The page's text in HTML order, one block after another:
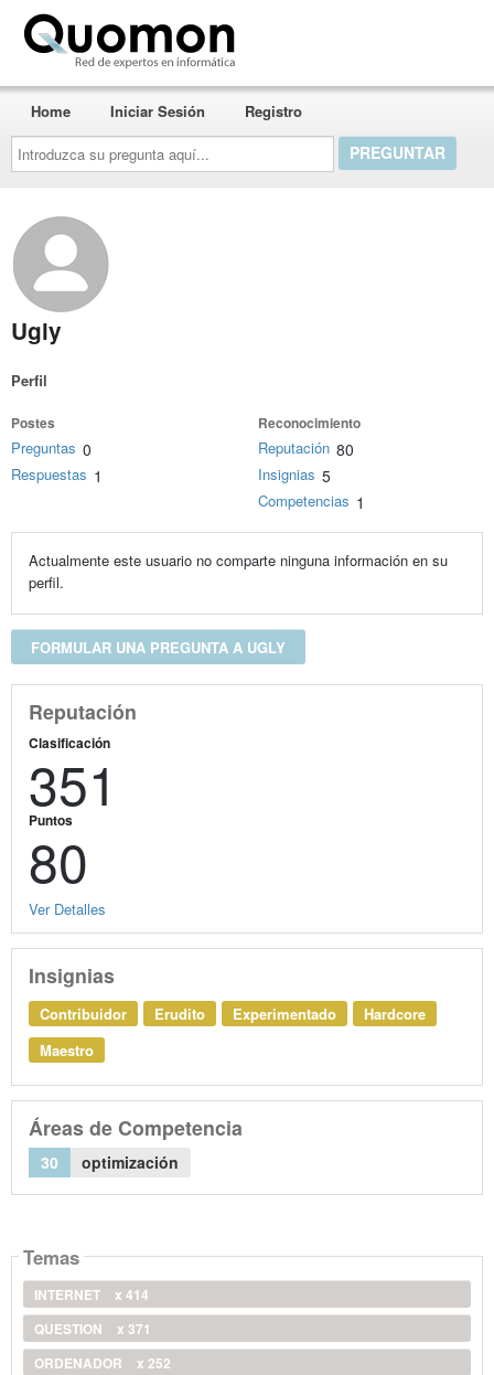
Introduzca
su
pregunta
aquí...
Home Iniciar Sesión Registro
Ugly
Perfil
Postes
Preguntas 0
Respuestas 1
Reconocimiento
Reputación 80
Insignias 5
Competencias 1
Actualmente este usuario no comparte ninguna información en su
perfil.
FORMULAR UNA PREGUNTA A UGLY
Reputación
Clasificación
351
Puntos
80
Ver Detalles
Insignias
Contribuidor Erudito Experimentado
Hardcore
Maestro
Áreas de Competencia
30 optimización
Temas
INTERNET
x 414
QUESTION
x 371
ORDENADOR
x 252